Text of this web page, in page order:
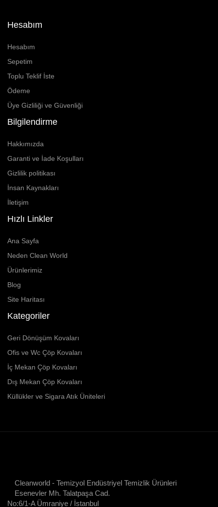
Hesabım
Hesabım
Sepetim
Toplu Teklif İste
Ödeme
Üye Gizliliği ve Güvenliği
Bilgilendirme
Hakkımızda
Garanti ve İade Koşulları
Gizlilik politikası
İnsan Kaynakları
İletişim
Hızlı Linkler
Ana Sayfa
Neden Clean World
Ürünlerimiz
Blog
Site Haritası
Kategoriler
Geri Dönüşüm Kovaları
Ofis ve Wc Çöp Kovaları
İç Mekan Çöp Kovaları
Dış Mekan Çöp Kovaları
Küllükler ve Sigara Atık Üniteleri
Cleanworld - Temizyol Endüstriyel Temizlik Ürünleri
Esenevler Mh. Talatpaşa Cad.
No:6/1-A Ümraniye / İstanbul